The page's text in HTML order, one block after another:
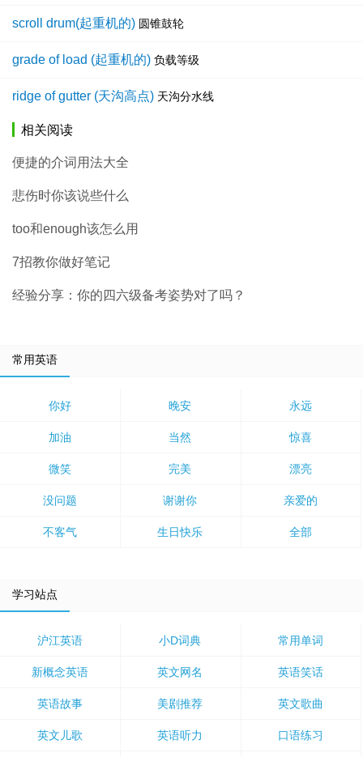
scroll drum(起重机的) 圆锥鼓轮
grade of load (起重机的) 负载等级
ridge of gutter (天沟高点) 天沟分水线
相关阅读
便捷的介词用法大全
悲伤时你该说些什么
too和enough该怎么用
7招教你做好笔记
经验分享：你的四六级备考姿势对了吗？
常用英语
你好 晚安 永远
加油 当然 惊喜
微笑 完美 漂亮
没问题 谢谢你 亲爱的
不客气 生日快乐 全部
学习站点
沪江英语 小D词典 常用单词
新概念英语 英文网名 英语笑话
英语故事 美剧推荐 英文歌曲
英文儿歌 英语听力 口语练习